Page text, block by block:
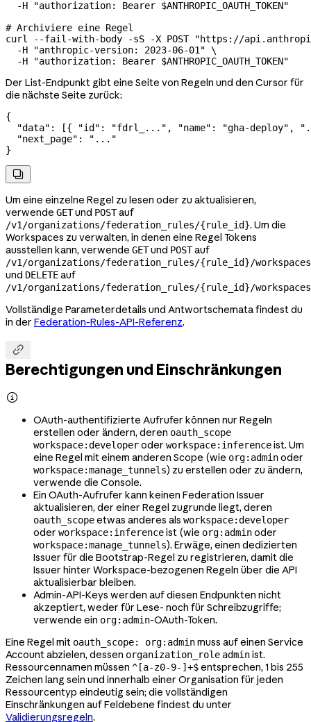
  -H
"authorization: Bearer $ANTHROPIC_OAUTH_TOKEN"
# Archiviere eine Regel
curl --fail-with-body -sS -X POST "https://
  -H
"anthropic-version: 2023-06-01" \
  -H
"authorization: Bearer $ANTHROPIC_OAUTH_TOKEN"
Der List-Endpunkt gibt eine Seite von Regeln und den Cursor für
die nächste Seite zurück:
{
  "data"
: [{ "id" : "fdrl_..." , "name" : "gha-deploy" ,
  "next_page"
:
"..."
}

Um eine einzelne Regel zu lesen oder zu aktualisieren,
verwende GETund POSTauf
/v1/organizations/federation_rules/{rule_id}. Um die
Workspaces zu verwalten, in denen eine Regel Tokens
ausstellen kann, verwende GETund POSTauf
/v1/organizations/federation_rules/{rule_id}/workspaces
und DELETEauf
/v1/organizations/federation_rules/{rule_id}/
Vollständige Parameterdetails und Antwortschemata findest du
in der Federation-Rules-API-Referenz.

Berechtigungen und Einschränkungen

OAuth-authentifizierte Aufrufer können nur Regeln
erstellen oder ändern, deren oauth_scope
workspace:developeroder workspace:inferenceist. Um
eine Regel mit einem anderen Scope (wie org:adminoder
workspace:manage_tunnels) zu erstellen oder zu ändern,
verwende die Console.
Ein OAuth-Aufrufer kann keinen Federation Issuer
aktualisieren, der einer Regel zugrunde liegt, deren
oauth_scopeetwas anderes als workspace:developer
oder workspace:inferenceist (wie org:adminoder
workspace:manage_tunnels). Erwäge, einen dedizierten
Issuer für die Bootstrap-Regel zu registrieren, damit die
Issuer hinter Workspace-bezogenen Regeln über die API
aktualisierbar bleiben.
Admin-API-Keys werden auf diesen Endpunkten nicht
akzeptiert, weder für Lese- noch für Schreibzugriffe;
verwende ein org:admin-OAuth-Token.
Eine Regel mit oauth_scope: org:adminmuss auf einen Service
Account abzielen, dessen organization_role administ.
Ressourcennamen müssen ^[a-z0-9-]+$entsprechen, 1 bis 255
Zeichen lang sein und innerhalb einer Organisation für jeden
Ressourcentyp eindeutig sein; die vollständigen
Einschränkungen auf Feldebene findest du unter
Validierungsregeln.